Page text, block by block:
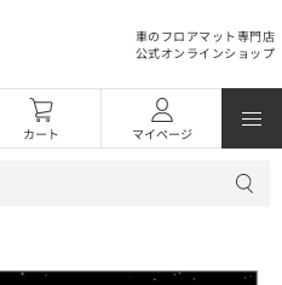
車のフロアマット専門店
公式オンラインショップ
カート マイページ